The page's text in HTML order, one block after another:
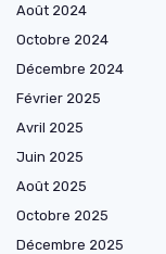
Août 2024
Octobre 2024
Décembre 2024
Février 2025
Avril 2025
Juin 2025
Août 2025
Octobre 2025
Décembre 2025